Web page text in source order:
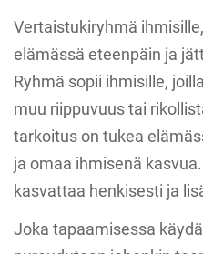
Vertaistukiryhmä
elämässä eteenpäin ja
Ryhmä sopii ihmisille,
muu riippuvuus tai
tarkoitus on tukea
ja omaa ihmisenä
kasvattaa henkisesti ja
Joka tapaamisessa